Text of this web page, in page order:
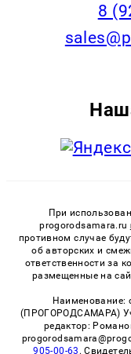
8
При
progorodsamara.ru
противном случае
об авторских и
ответственности за
размещенные на
Наименование:
(ПРОГОРОДСАМАРА)
редактор:
905-00-63 .